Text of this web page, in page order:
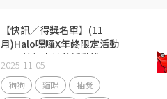
【快訊／得獎名單】(11
月)Halo嘿囉X年終限定活動
Halo拉桿車抽獎活動說明
2025-11-05
狗狗 貓咪
抽獎